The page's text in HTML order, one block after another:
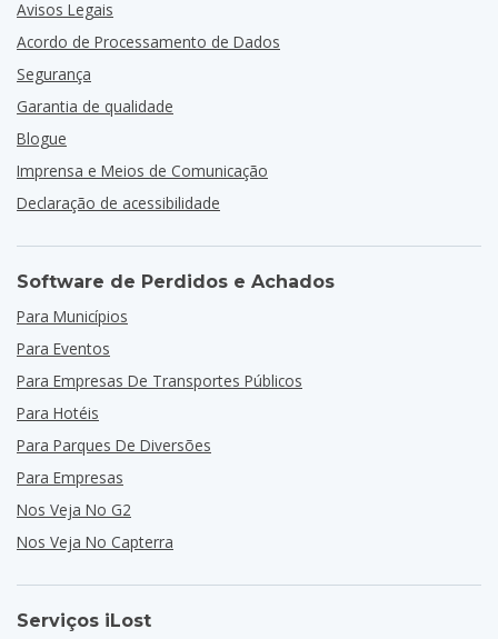
Avisos Legais
Acordo de Processamento de Dados
Segurança
Garantia de qualidade
Blogue
Imprensa e Meios de Comunicação
Declaração de acessibilidade
Software de Perdidos e Achados
Para Municípios
Para Eventos
Para Empresas De Transportes Públicos
Para Hotéis
Para Parques De Diversões
Para Empresas
Nos Veja No G2
Nos Veja No Capterra
Serviços iLost